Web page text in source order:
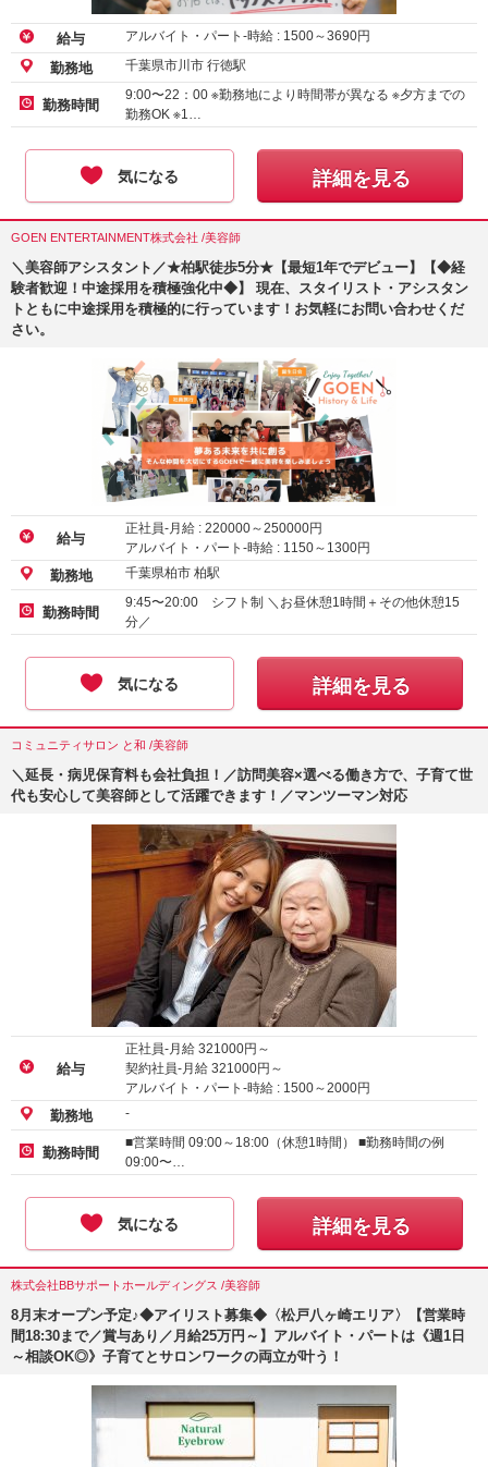
給与 アルバイト・パート-時給 : 1500～3690円
勤務地 千葉県市川市 行徳駅
勤務時間
9:00〜22：00 ※勤務地により時間帯が異なる ※夕方までの
勤務OK ※1…
気になる 詳細を見る
GOEN ENTERTAINMENT株式会社 /美容師
＼美容師アシスタント／★柏駅徒歩5分★【最短1年でデビュー】【◆経
験者歓迎！中途採用を積極強化中◆】 現在、スタイリスト・アシスタン
トともに中途採用を積極的に行っています！お気軽にお問い合わせくだ
さい。
給与
正社員-月給 : 220000～250000円
アルバイト・パート-時給 : 1150～ 1300円
勤務地 千葉県柏市 柏駅
勤務時間
9:45〜20:00 シフト制 ＼お昼休憩1時間＋その他休憩15
分／
気になる 詳細を見る
コミュニティサロン と和 /美容師
＼延長・病児保育料も会社負担！／訪問美容×選べる働き方で、子育て世
代も安心して美容師として活躍できます！／マンツーマン対応
給与
正社員-月給 321000円～
契約社員-月給 321000円～
アルバイト・パート-時給 : 1500～2000円
勤務地 -
勤務時間
■営業時間 09:00～18:00（休憩1時間） ■勤務時間の例
09:00〜…
気になる 詳細を見る
株式会社BBサポートホールディングス /美容師
8月末オープン予定♪◆アイリスト募集◆〈松戸八ヶ崎エリア〉【営業時
間18:30まで／賞与あり／月給25万円～】アルバイト・パートは《週1日
～相談OK◎》子育てとサロンワークの両立が叶う！